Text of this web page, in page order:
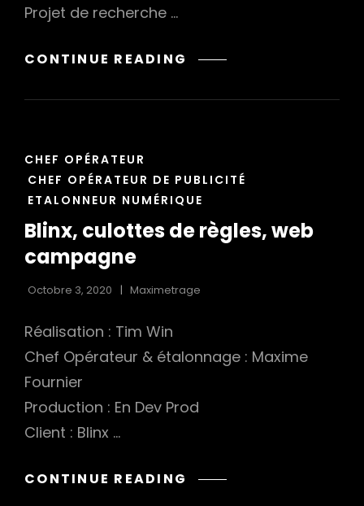
Projet de recherche …
CONTINUE READING L.B.F.
–
CAT
LINKS
CHEF OPÉRATEUR
CHEF OPÉRATEUR DE PUBLICITÉ
ETALONNEUR NUMÉRIQUE
Blinx, culottes de règles, web
campagne
Octobre 3, 2020 Maximetrage
Réalisation : Tim Win
Chef Opérateur & étalonnage : Maxime
Fournier
Production : En Dev Prod
Client : Blinx …
CONTINUE READING BLINX,